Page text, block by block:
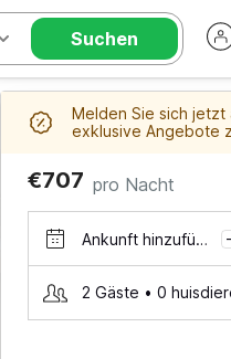
Suchen
Melden Sie sich jetzt
exklusive Angebote
€707 pro Nacht
Ankunft hinzufügen –
2 Gäste • 0